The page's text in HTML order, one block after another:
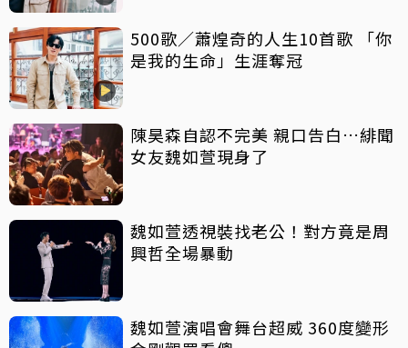
500歌／蕭煌奇的人生10首歌 「你
是我的生命」生涯奪冠
陳昊森自認不完美 親口告白…緋聞
女友魏如萱現身了
魏如萱透視裝找老公！對方竟是周
興哲全場暴動
魏如萱演唱會舞台超威 360度變形